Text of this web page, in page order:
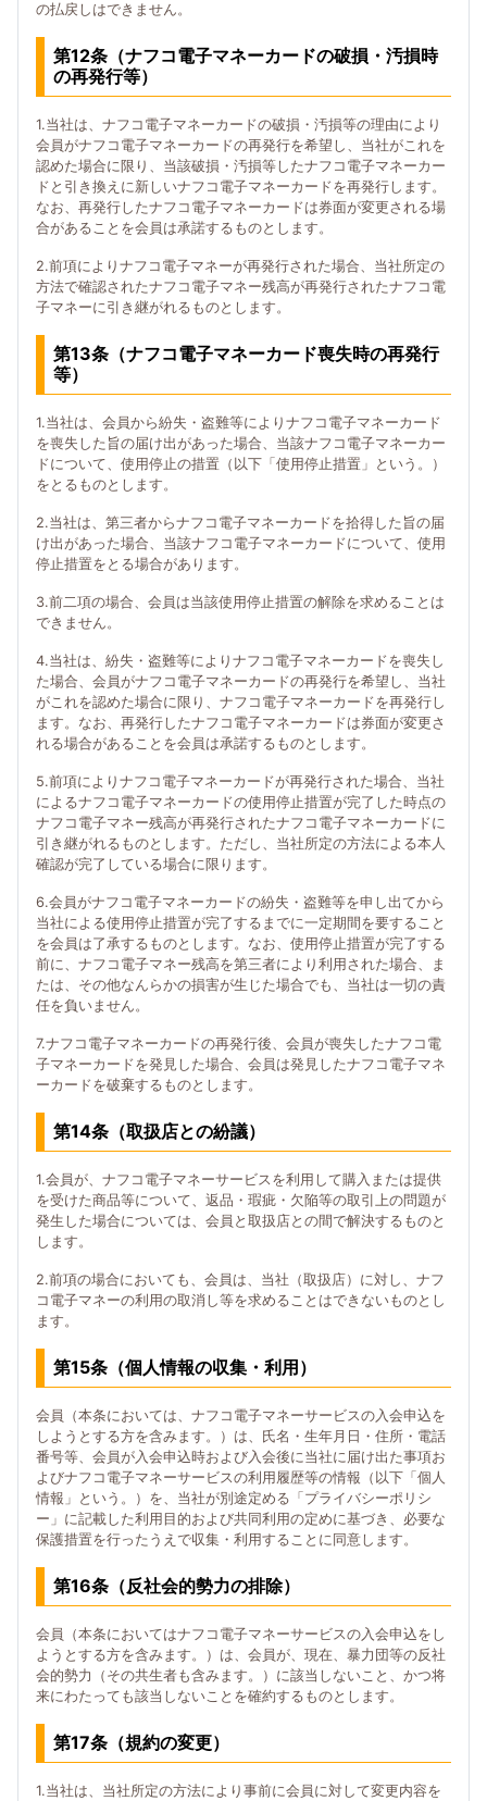
の払戻しはできません。
第12条（ナフコ電子マネーカードの破損・汚損時
の再発行等）
1.当社は、ナフコ電子マネーカードの破損・汚損等の理由により
会員がナフコ電子マネーカードの再発行を希望し、当社がこれを
認めた場合に限り、当該破損・汚損等したナフコ電子マネーカー
ドと引き換えに新しいナフコ電子マネーカードを再発行します。
なお、再発行したナフコ電子マネーカードは券面が変更される場
合があることを会員は承諾するものとします。
2.前項によりナフコ電子マネーが再発行された場合、当社所定の
方法で確認されたナフコ電子マネー残高が再発行されたナフコ電
子マネーに引き継がれるものとします。
第13条（ナフコ電子マネーカード喪失時の再発行
等）
1.当社は、会員から紛失・盗難等によりナフコ電子マネーカード
を喪失した旨の届け出があった場合、当該ナフコ電子マネーカー
ドについて、使用停止の措置（以下「使用停止措置」という。）
をとるものとします。
2.当社は、第三者からナフコ電子マネーカードを拾得した旨の届
け出があった場合、当該ナフコ電子マネーカードについて、使用
停止措置をとる場合があります。
3.前二項の場合、会員は当該使用停止措置の解除を求めることは
できません。
4.当社は、紛失・盗難等によりナフコ電子マネーカードを喪失し
た場合、会員がナフコ電子マネーカードの再発行を希望し、当社
がこれを認めた場合に限り、ナフコ電子マネーカードを再発行し
ます。なお、再発行したナフコ電子マネーカードは券面が変更さ
れる場合があることを会員は承諾するものとします。
5.前項によりナフコ電子マネーカードが再発行された場合、当社
によるナフコ電子マネーカードの使用停止措置が完了した時点の
ナフコ電子マネー残高が再発行されたナフコ電子マネーカードに
引き継がれるものとします。ただし、当社所定の方法による本人
確認が完了している場合に限ります。
6.会員がナフコ電子マネーカードの紛失・盗難等を申し出てから
当社による使用停止措置が完了するまでに一定期間を要すること
を会員は了承するものとします。なお、使用停止措置が完了する
前に、ナフコ電子マネー残高を第三者により利用された場合、ま
たは、その他なんらかの損害が生じた場合でも、当社は一切の責
任を負いません。
7.ナフコ電子マネーカードの再発行後、会員が喪失したナフコ電
子マネーカードを発見した場合、会員は発見したナフコ電子マネ
ーカードを破棄するものとします。
第14条（取扱店との紛議）
1.会員が、ナフコ電子マネーサービスを利用して購入または提供
を受けた商品等について、返品・瑕疵・欠陥等の取引上の問題が
発生した場合については、会員と取扱店との間で解決するものと
します。
2.前項の場合においても、会員は、当社（取扱店）に対し、ナフ
コ電子マネーの利用の取消し等を求めることはできないものとし
ます。
第15条（個人情報の収集・利用）
会員（本条においては、ナフコ電子マネーサービスの入会申込を
しようとする方を含みます。）は、氏名・生年月日・住所・電話
番号等、会員が入会申込時および入会後に当社に届け出た事項お
よびナフコ電子マネーサービスの利用履歴等の情報（以下「個人
情報」という。）を、当社が別途定める「プライバシーポリシ
ー」に記載した利用目的および共同利用の定めに基づき、必要な
保護措置を行ったうえで収集・利用することに同意します。
第16条（反社会的勢力の排除）
会員（本条においてはナフコ電子マネーサービスの入会申込をし
ようとする方を含みます。）は、会員が、現在、暴力団等の反社
会的勢力（その共生者も含みます。）に該当しないこと、かつ将
来にわたっても該当しないことを確約するものとします。
第17条（規約の変更）
1.当社は、当社所定の方法により事前に会員に対して変更内容を